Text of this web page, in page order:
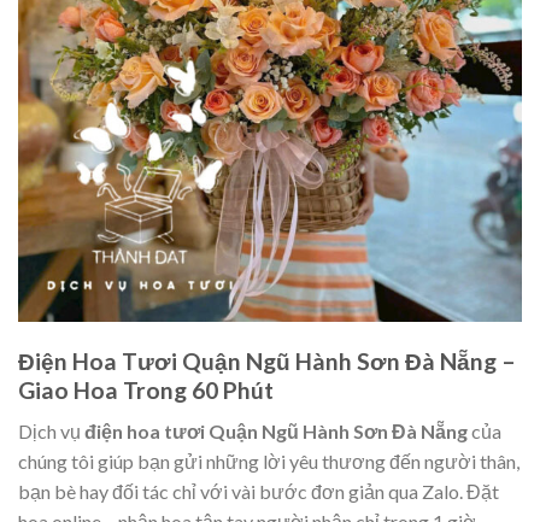
Điện Hoa Tươi Quận Ngũ Hành Sơn Đà Nẵng –
Giao Hoa Trong 60 Phút
Dịch vụ điện hoa tươi Quận Ngũ Hành Sơn Đà Nẵngcủa
chúng tôi giúp bạn gửi những lời yêu thương đến người thân,
bạn bè hay đối tác chỉ với vài bước đơn giản qua Zalo. Đặt